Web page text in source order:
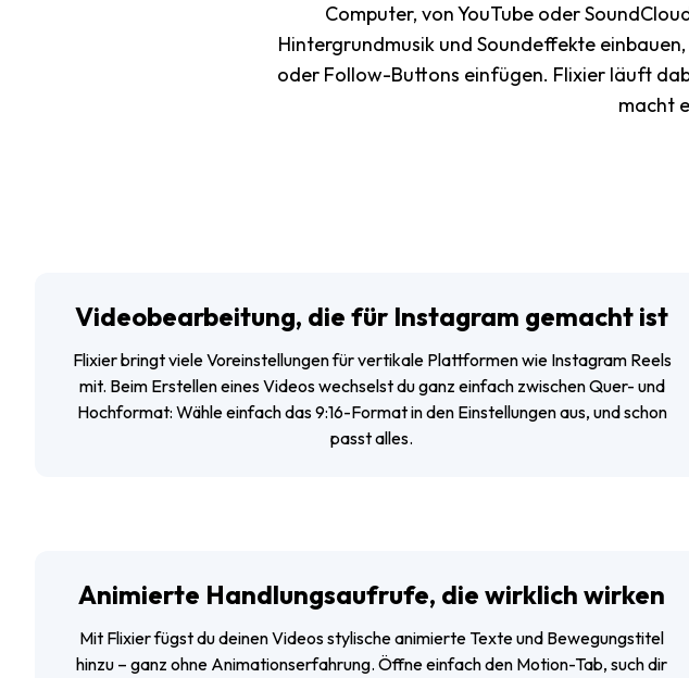
Computer, von YouTube oder
Hintergrundmusik und Soundeffekte
oder Follow-Buttons einfügen. Flixier läuft
macht
Videobearbeitung, die für Instagram gemacht ist
Flixier bringt viele Voreinstellungen für vertikale Plattformen wie Instagram Reels
mit. Beim Erstellen eines Videos wechselst du ganz einfach zwischen Quer- und
Hochformat: Wähle einfach das 9:16-Format in den Einstellungen aus, und schon
passt alles.
Animierte Handlungsaufrufe, die wirklich wirken
Mit Flixier fügst du deinen Videos stylische animierte Texte und Bewegungstitel
hinzu – ganz ohne Animationserfahrung. Öffne einfach den Motion-Tab, such dir